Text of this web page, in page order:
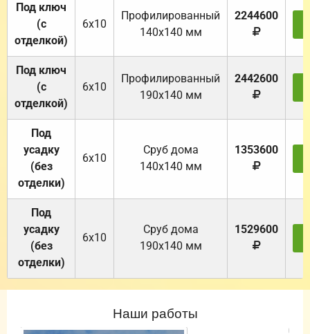
Под ключ
(с
отделкой)
6х10
Профилированный
140х140 мм
2244600
Под ключ
(с
отделкой)
6х10
Профилированный
190х140 мм
2442600
Под
усадку
(без
отделки)
6х10
Cруб дома
140х140 мм
1353600
Под
усадку
(без
отделки)
6х10
Cруб дома
190х140 мм
1529600
Наши работы